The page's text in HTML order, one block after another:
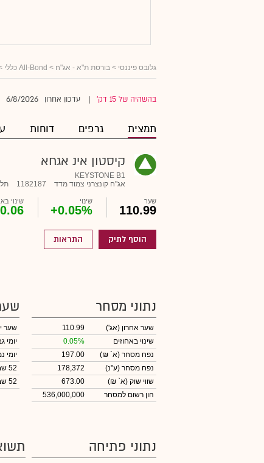
גלובס פיננסי > בורסת ת"א - אג"ח > All-Bond כללי
בהשהיה של 15 דק' עדכון אחרון 6/8/2026
תמצית גרפים דוחות
קיסטון אינ אגחא
KEYSTONE B1
אג"ח קונצרני צמוד מדד
1182187
שער
110.99
שינוי
+0.05%
שינוי
0.06
הוסף לתיק התראות
נתוני מסחר
שער אחרון (אג')
110.99
שינוי באחוזים
0.05%
נפח מסחר (א` ₪)
197.00
נפח מסחר (ע"נ)
178,372
שווי שוק (א` ₪)
673.00
הון רשום למסחר
536,000,000
שער
יומי
יומי
52 שבועות גבוה
52 שבועות נמוך
נתוני פתיחה